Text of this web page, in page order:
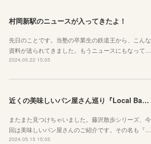
村岡新駅のニュースが入ってきたよ！
先日のことです。当塾の卒業生の鉄道王から、こんな
資料が送られてきました。もうニュースにもなって…
2024.05.22 15:05
近くの美味しいパン屋さん巡り『Local Bakery Shonan』に行ってきた！
またまた見つけちゃいました。藤沢散歩シリーズ、今
回は美味しいパン屋さんのご紹介です。その名も『…
2024.05.15 15:05